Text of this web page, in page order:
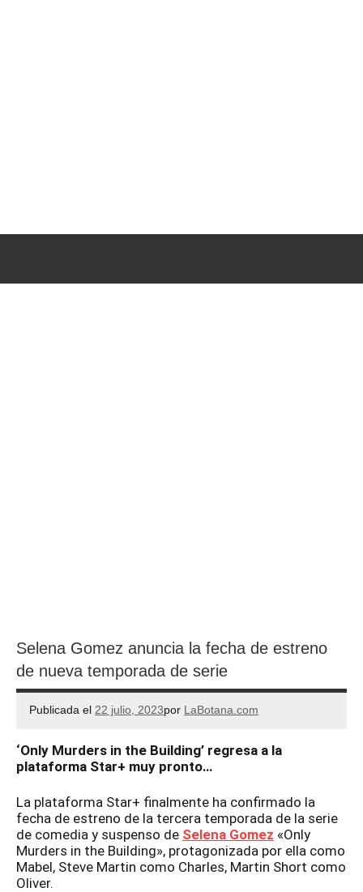
Selena Gomez anuncia la fecha de estreno
de nueva temporada de serie
Publicada el 22 julio, 2023por LaBotana.com
‘Only Murders in the Building’ regresa a la
plataforma Star+ muy pronto…
La plataforma Star+ finalmente ha confirmado la
fecha de estreno de la tercera temporada de la serie
de comedia y suspenso de Selena Gomez «Only
Murders in the Building», protagonizada por ella como
Mabel, Steve Martin como Charles, Martin Short como
Oliver.